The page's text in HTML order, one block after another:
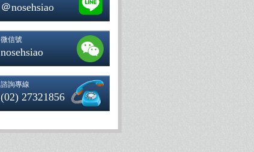
＠nosehsiao
微信號
nosehsiao
諮詢專線
(02) 27321856